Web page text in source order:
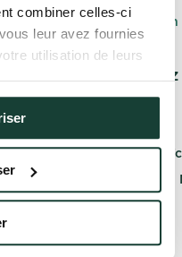
combiner celles-ci
leur avez fournies
utilisation de leurs
Plantation
Excursion
Ferme Florale
Compagnons
Saint-